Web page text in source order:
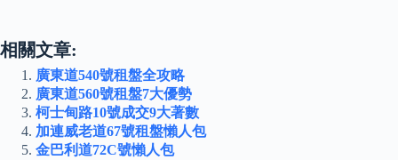
相關文章:
廣東道540號租盤全攻略
廣東道560號租盤7大優勢
柯士甸路10號成交9大著數
加連威老道67號租盤懶人包
金巴利道72C號懶人包